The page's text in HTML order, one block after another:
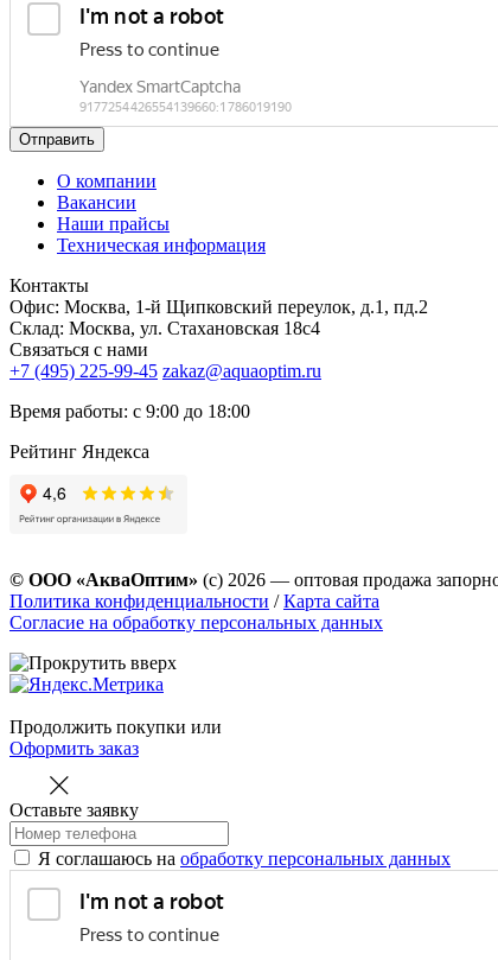
Отправить
О компании
Вакансии
Наши прайсы
Техническая информация
Контакты
Офис: Москва, 1-й Щипковский переулок, д.1, пд.2
Склад: Москва, ул. Стахановская 18с4
Связаться с нами
+7 (495) 225-99-45 zakaz@aquaoptim.ru
Время работы: с 9:00 до 18:00
Рейтинг Яндекса
© ООО «АкваОптим» (с) 2026 — оптовая продажа
Политика конфиденциальности /Карта сайта
Согласие на обработку персональных данных
Продолжить покупки или
Оформить заказ
Оставьте заявку
Я соглашаюсь на обработку персональных данных